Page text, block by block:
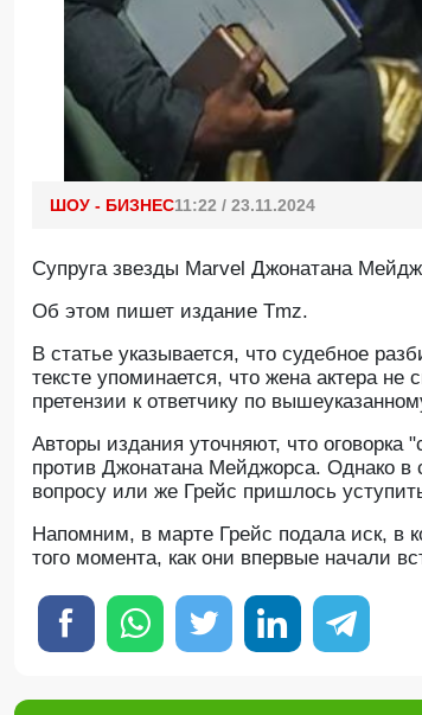
ШОУ - БИЗНЕС11:22 / 23.11.2024
Супруга звезды Marvel Джонатана
Об этом пишет издание Tmz.
В статье указывается, что судебное
тексте упоминается, что жена актера не
претензии к ответчику по
Авторы издания уточняют, что
против Джонатана Мейджорса. Однако
вопросу или же Грейс пришлось
Напомним, в марте Грейс подала иск, в
того момента, как они впервые начали